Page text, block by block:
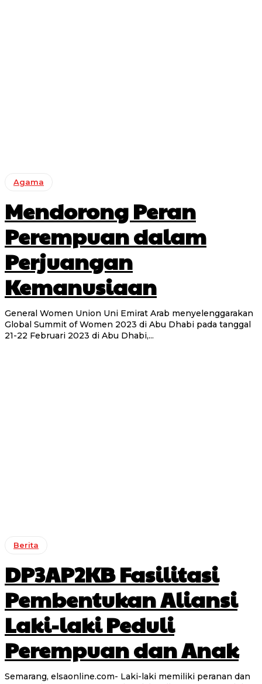
Agama
Mendorong Peran
Perempuan dalam
Perjuangan
Kemanusiaan
General Women Union Uni Emirat Arab menyelenggarakan
Global Summit of Women 2023 di Abu Dhabi pada tanggal
21-22 Februari 2023 di Abu Dhabi,...
Berita
DP3AP2KB Fasilitasi
Pembentukan Aliansi
Laki-laki Peduli
Perempuan dan Anak
Semarang, elsaonline.com- Laki-laki memiliki peranan dan